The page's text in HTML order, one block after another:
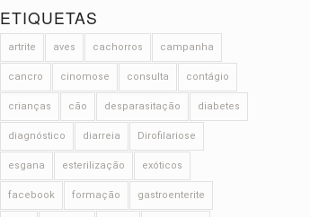
ETIQUETAS
artrite aves cachorros campanha
cancro cinomose consulta contágio
crianças cão desparasitação diabetes
diagnóstico diarreia Dirofilariose
esgana esterilização exóticos
facebook formação gastroenterite